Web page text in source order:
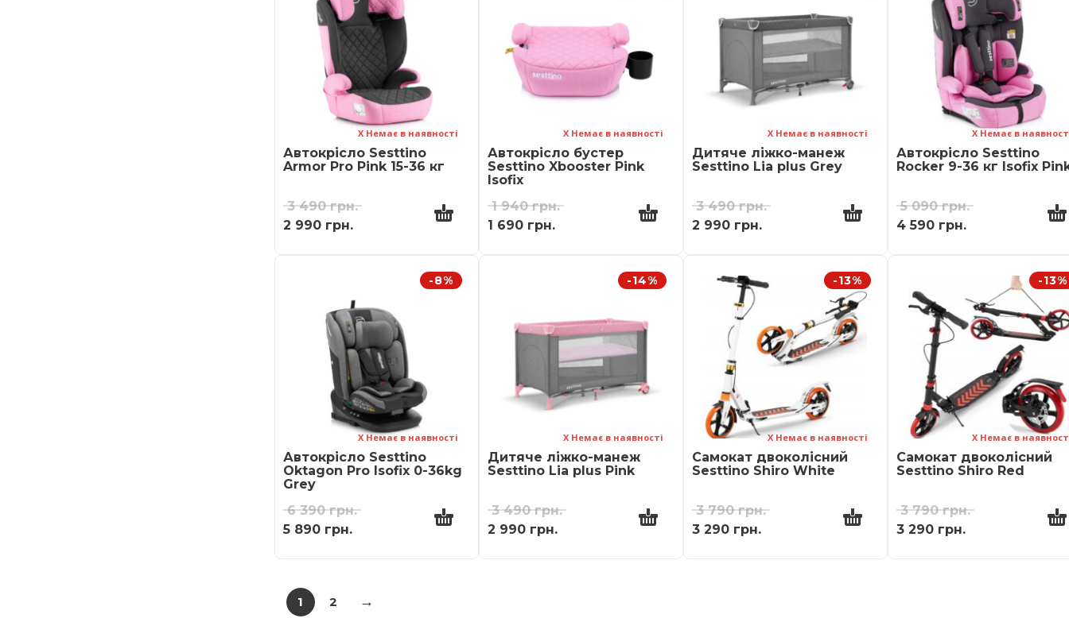
Автокрісло Sesttino
Armor Pro Pink 15-36 кг
Х Немає в наявності
3 490грн.
2 990 грн.
Автокрісло бустер
Sesttino Xbooster Pink
Isofix
Х Немає в наявності
1 940грн.
1 690 грн.
Дитяче ліжко-манеж
Sesttino Lia plus Grey
Х Немає в наявності
3 490грн.
2 990 грн.
Автокрісло Sesttino
Rocker 9-36 кг Isofix
Х Немає в
5 090грн.
4 590 грн.
-8%
Автокрісло Sesttino
Oktagon Pro Isofix 0-36kg
Grey
Х Немає в наявності
6 390грн.
5 890 грн.
-14%
Дитяче ліжко-манеж
Sesttino Lia plus Pink
Х Немає в наявності
3 490грн.
2 990 грн.
-13%
Самокат двоколісний
Sesttino Shiro White
Х Немає в наявності
3 790грн.
3 290 грн.
-13%
Самокат двоколісний
Sesttino Shiro Red
Х Немає в
3 790грн.
3 290 грн.
1 2 →